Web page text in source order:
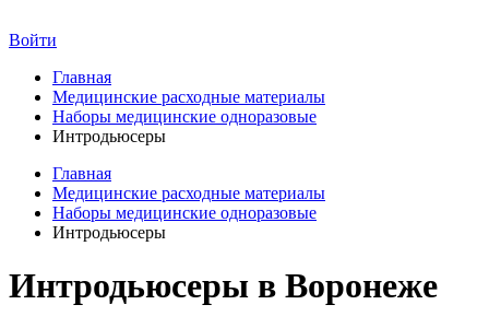
Войти
Главная
Медицинские расходные материалы
Наборы медицинские одноразовые
Интродьюсеры
Главная
Медицинские расходные материалы
Наборы медицинские одноразовые
Интродьюсеры
Интродьюсеры в Воронеже